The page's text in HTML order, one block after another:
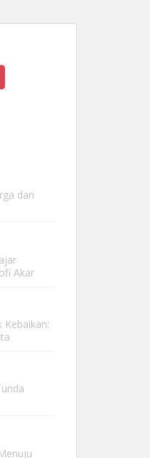
dan
Akar
Kebaikan: